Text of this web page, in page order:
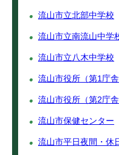
流山市立北部中学校
流山市立南流山中学
流山市立八木中学校
流山市役所（第1庁舎
流山市役所（第2庁舎
流山市保健センター
流山市平日夜間・休